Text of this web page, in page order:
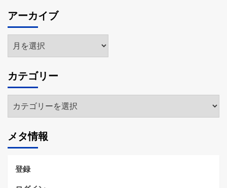
アーカイブ
ア
ー
イ
ブ
カテゴリー
テ
リ
ー
メタ情報
登録